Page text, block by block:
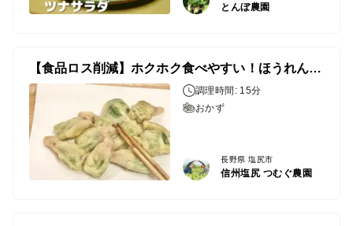
とんぼ農園
【食品ロス削減】ホクホク食べやすい！ほうれん草の根っこフリット
調理時間: 15分
おかず
長野県 塩尻市
信州塩尻 つむぐ農園